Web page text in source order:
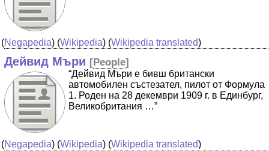
(Negapedia) (Wikipedia) (Wikipedia translated)
Дейвид Мъри [People]
“Дейвид Мъри е бивш британски
автомобилен състезател, пилот от Формула
1. Роден на 28 декември 1909 г. в Единбург,
Великобритания …”
(Negapedia) (Wikipedia) (Wikipedia translated)